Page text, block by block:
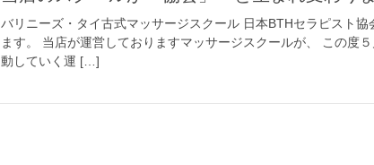
バリニーズ・タイ古式マッサージスクール 日本BTHセラピスト
ます。 当店が運営しておりますマッサージスクールが、 この度
動していく運 […]